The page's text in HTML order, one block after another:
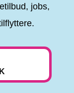
jobs,